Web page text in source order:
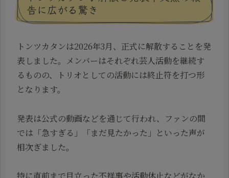
告に広がる驚き
トンツカタンは2026年3月、正式に解散することを発
表しました。メンバーはそれぞれ芸人活動を継続す
るものの、トリオとしての活動には終止符を打つ形
となります。
発表は公式の動画などを通じて行われ、ファンの間
では「急すぎる」「まだ見たかった」といった声が
相次ぎました。